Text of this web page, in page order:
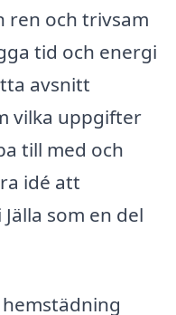
ren och trivsam
tid och energi
avsnitt
vilka uppgifter
till med och
idé att
som en del